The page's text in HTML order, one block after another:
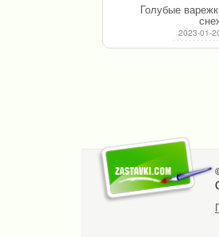
Голубые
2023-01-